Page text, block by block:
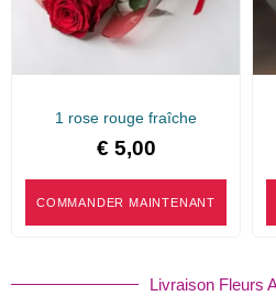
1 rose rouge fraîche
€ 5,00
COMMANDER MAINTENANT
Livraison Fleurs